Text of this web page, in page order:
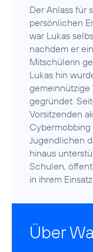
Der Anlass für
persönlichen
war Lukas
nachdem er
Mitschülerin
Lukas hin
gemeinnützige
gegründet.
Vorsitzenden
Jugendlichen
hinaus
Schulen,
in ihrem
Über